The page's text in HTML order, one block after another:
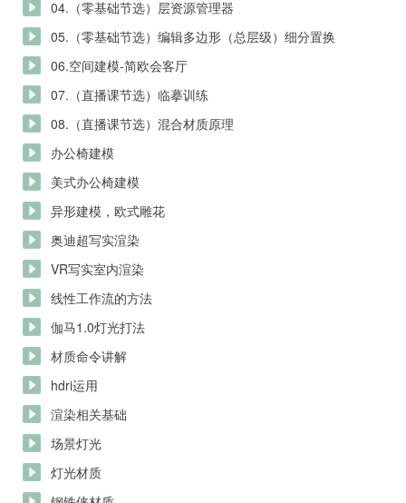
04.（零基础节选）层资源管理器
05.（零基础节选）编辑多边形（总层级）细分置换
06.空间建模-简欧会客厅
07.（直播课节选）临摹训练
08.（直播课节选）混合材质原理
办公椅建模
美式办公椅建模
异形建模，欧式雕花
奥迪超写实渲染
VR写实室内渲染
线性工作流的方法
伽马1.0灯光打法
材质命令讲解
hdri运用
渲染相关基础
场景灯光
灯光材质